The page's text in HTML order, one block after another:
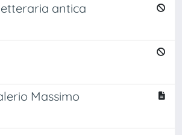
antica
Massimo